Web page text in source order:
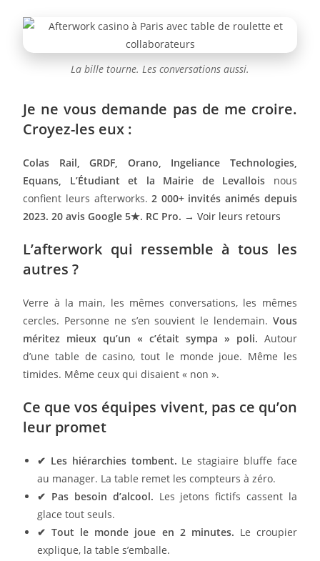
La bille tourne. Les conversations aussi.
Je ne vous demande pas de me croire.
Croyez-les eux :
Colas Rail, GRDF, Orano, Ingeliance Technologies,
Equans, L’Étudiant et la Mairie de Levallois nous
confient leurs afterworks.2 000+ invités animés depuis
2023. 20 avis Google 5★. RC Pro. → Voir leurs retours
L’afterwork qui ressemble à tous les
autres ?
Verre à la main, les mêmes conversations, les mêmes
cercles. Personne ne s’en souvient le lendemain. Vous
méritez mieux qu’un « c’était sympa » poli. Autour
d’une table de casino, tout le monde joue. Même les
timides. Même ceux qui disaient « non ».
Ce que vos équipes vivent, pas ce qu’on
leur promet
✔ Les hiérarchies tombent. Le stagiaire bluffe face
au manager. La table remet les compteurs à zéro.
✔ Pas besoin d’alcool. Les jetons fictifs cassent la
glace tout seuls.
✔ Tout le monde joue en 2 minutes. Le croupier
explique, la table s’emballe.